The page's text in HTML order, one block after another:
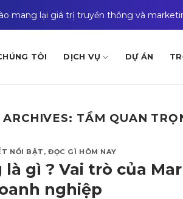
mang lại giá trị truyền thông và
TÔI DỊCH VỤ DỰ ÁN
ARCHIVES: TẦM QUAN
NỔI BẬT ,ĐỌC GÌ HÔM NAY
gì ? Vai trò của
nghiệp